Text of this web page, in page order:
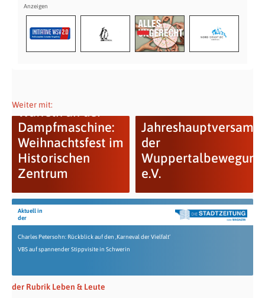
Weiter mit:
Waffeln an der
Dampfmaschine:
Weihnachtsfest im
Historischen
Zentrum
der
Wuppertalbewegung
e.V.
Aktuell in
der
Charles Petersohn: Rückblick auf den ‚Karneval der Vielfalt‘
VBS auf spannender Stippvisite in Schwerin
der Rubrik Leben & Leute